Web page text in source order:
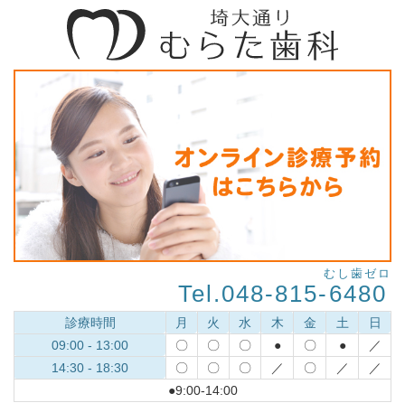
Tel.048-815-6480
むし歯ゼロ
診療時間 月 火 水 木 金 土
日
09:00 - 13:00
〇 〇 〇 ● 〇 ●
／
14:30 - 18:30
〇 〇 〇 ／ 〇 ／
／
●9:00-14:00